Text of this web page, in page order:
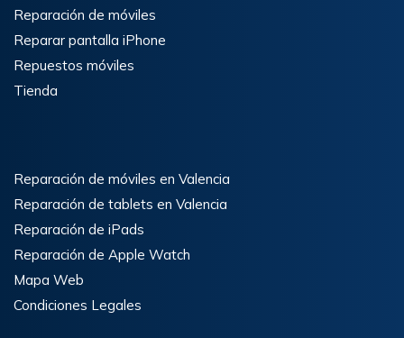
Reparación de móviles
Reparar pantalla iPhone
Repuestos móviles
Tienda
Reparación de móviles en Valencia
Reparación de tablets en Valencia
Reparación de iPads
Reparación de Apple Watch
Mapa Web
Condiciones Legales